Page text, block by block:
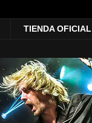
TIENDA OFICIAL